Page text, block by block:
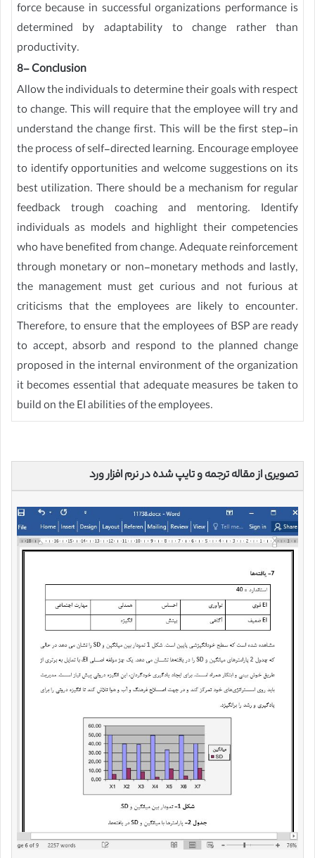
force because in successful organizations performance is
determined by adaptability to change rather than
productivity.
8- Conclusion
Allow the individuals to determine their goals with respect
to change. This will require that the employee will try and
understand the change first. This will be the first step-in
the process of self-directed learning. Encourage employee
to identify opportunities and welcome suggestions on its
best utilization. There should be a mechanism for regular
feedback trough coaching and mentoring. Identify
individuals as models and highlight their competencies
who have benefited from change. Adequate reinforcement
through monetary or non-monetary methods and lastly,
the management must get curious and not furious at
criticisms that the employees are likely to encounter.
Therefore, to ensure that the employees of BSP are ready
to accept, absorb and respond to the planned change
proposed in the internal environment of the organization
it becomes essential that adequate measures be taken to
build on the EI abilities of the employees.
تصویری از مقاله ترجمه و تایپ شده در نرم افزار ورد